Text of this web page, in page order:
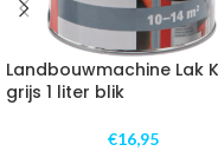
Landbouwmachine Lak
grijs 1 liter blik
€16,95